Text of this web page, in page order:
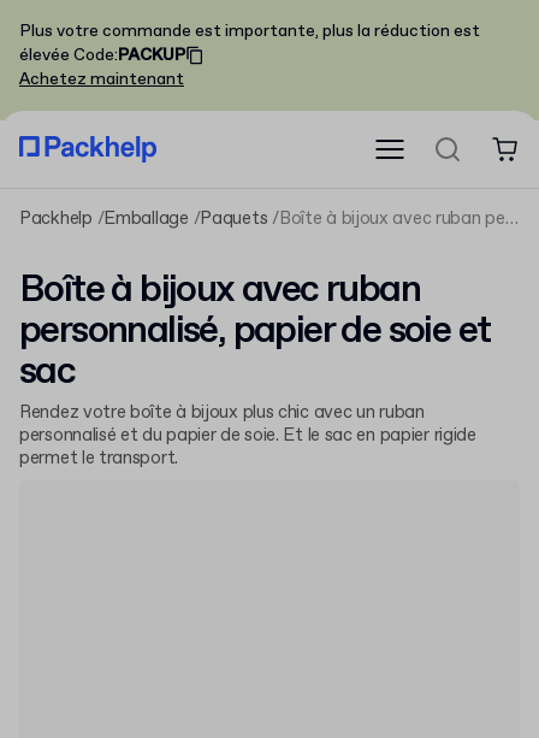
Plus votre commande est importante, plus la réduction est
élevée Code:PACKUP
Achetez maintenant
Packhelp Emballage Paquets Boîte à bijoux avec ruban personnalisé, papier de soie et sac
Boîte à bijoux avec ruban
personnalisé, papier de soie et
sac
Rendez votre boîte à bijoux plus chic avec un ruban
personnalisé et du papier de soie. Et le sac en papier rigide
permet le transport.